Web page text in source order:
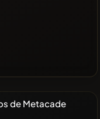
de Metacade